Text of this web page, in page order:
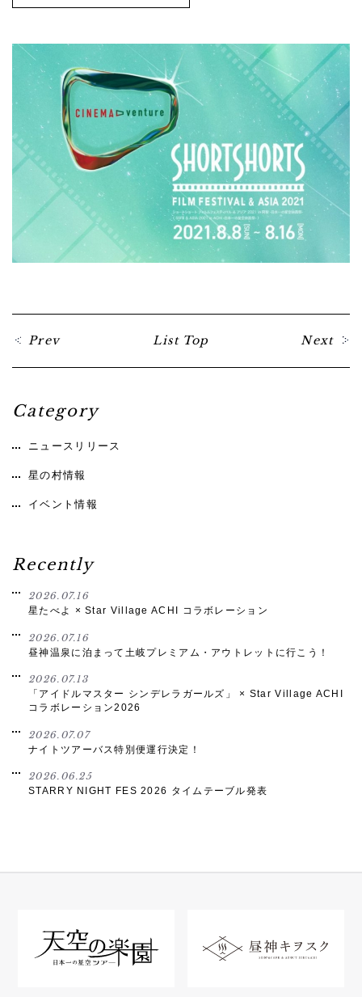
Prev List Top Next
Category
ニュースリリース
星の村情報
イベント情報
Recently
2026.07.16
星たべよ × Star Village ACHI コラボレーション
2026.07.16
昼神温泉に泊まって土岐プレミアム・アウトレットに行こう！
2026.07.13
「アイドルマスター シンデレラガールズ」 × Star Village ACHI
コラボレーション2026
2026.07.07
ナイトツアーバス特別便運行決定！
2026.06.25
STARRY NIGHT FES 2026 タイムテーブル発表